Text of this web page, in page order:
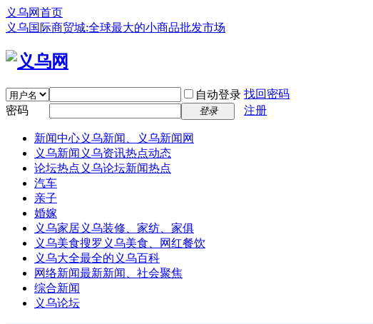
义乌网首页
义乌国际商贸城:全球最大的小商品批发市场
自动登录 找回密码
密码
登录 注册
新闻中心义乌新闻、义乌新闻网
义乌新闻 义乌资讯热点动态
论坛热点 义乌论坛新闻热点
汽车
亲子
婚嫁
义乌家居义乌装修、家纺、家俱
义乌美食搜罗义乌美食、网红餐饮
义乌大全最全的义乌百科
网络新闻最新新闻、社会聚焦
综合新闻
义乌论坛